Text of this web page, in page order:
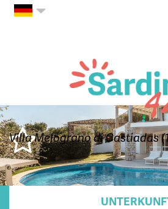
Villa Melograno di Castiadas